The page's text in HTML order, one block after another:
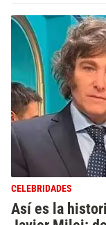
CELEBRIDADES
Así es la